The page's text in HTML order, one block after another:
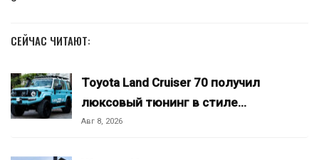
СЕЙЧАС ЧИТАЮТ:
Toyota Land Cruiser 70 получил
люксовый тюнинг в стиле…
Авг 8, 2026